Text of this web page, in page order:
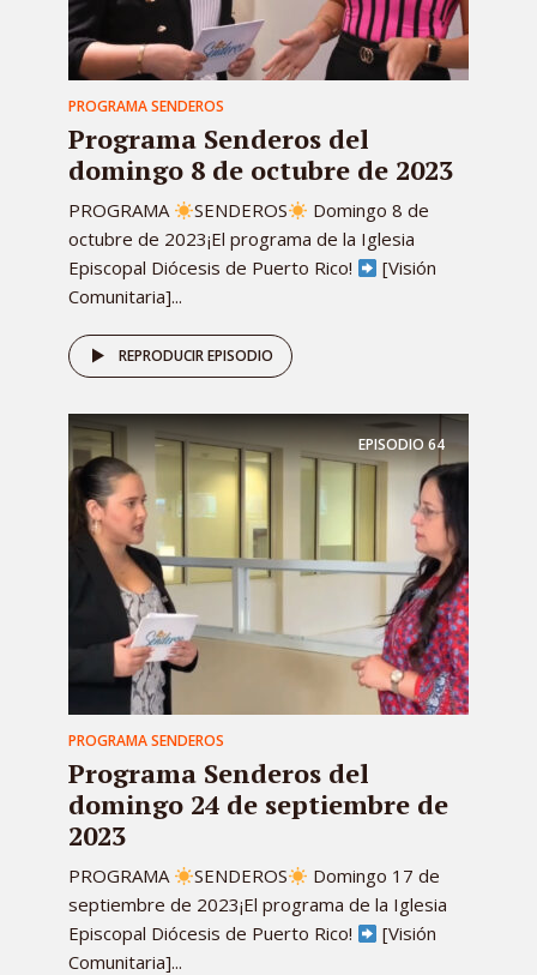
PROGRAMA SENDEROS
Programa Senderos del
domingo 8 de octubre de 2023
PROGRAMA SENDEROS
Domingo 8 de
octubre de 2023¡El programa de la Iglesia
Episcopal Diócesis de Puerto Rico!
[Visión
Comunitaria]...
REPRODUCIR EPISODIO
EPISODIO64
PROGRAMA SENDEROS
Programa Senderos del
domingo 24 de septiembre de
2023
PROGRAMA SENDEROS
Domingo 17 de
septiembre de 2023¡El programa de la Iglesia
Episcopal Diócesis de Puerto Rico!
[Visión
Comunitaria]...